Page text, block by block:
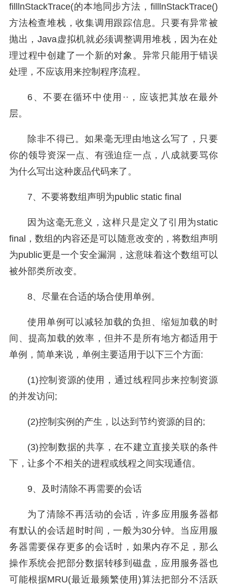
filllnStackTrace(的本地同步方法，filllnStackTrace()
方法检查堆栈，收集调用跟踪信息。只要有异常被
抛出，Java虚拟机就必须调整调用堆栈，因为在处
理过程中创建了一个新的对象。异常只能用于错误
处理，不应该用来控制程序流程。
6、不要在循环中使用··，应该把其放在最外
层。
除非不得已。如果毫无理由地这么写了，只要
你的领导资深一点、有强迫症一点，八成就要骂你
为什么写出这种废品代码来了。
7、不要将数组声明为public static final
因为这毫无意义，这样只是定义了引用为static
final，数组的内容还是可以随意改变的，将数组声明
为public更是一个安全漏洞，这意味着这个数组可以
被外部类所改变。
8、尽量在合适的场合使用单例。
使用单例可以减轻加载的负担、缩短加载的时
间、提高加载的效率，但并不是所有地方都适用于
单例，简单来说，单例主要适用于以下三个方面:
(1)控制资源的使用，通过线程同步来控制资源
的并发访问;
(2)控制实例的产生，以达到节约资源的目的;
(3)控制数据的共享，在不建立直接关联的条件
下，让多个不相关的进程或线程之间实现通信。
9、及时清除不再需要的会话
为了清除不再活动的会话，许多应用服务器都
有默认的会话超时时间，一般为30分钟。当应用服
务器需要保存更多的会话时，如果内存不足，那么
操作系统会把部分数据转移到磁盘，应用服务器也
可能根据MRU(最近最频繁使用)算法把部分不活跃